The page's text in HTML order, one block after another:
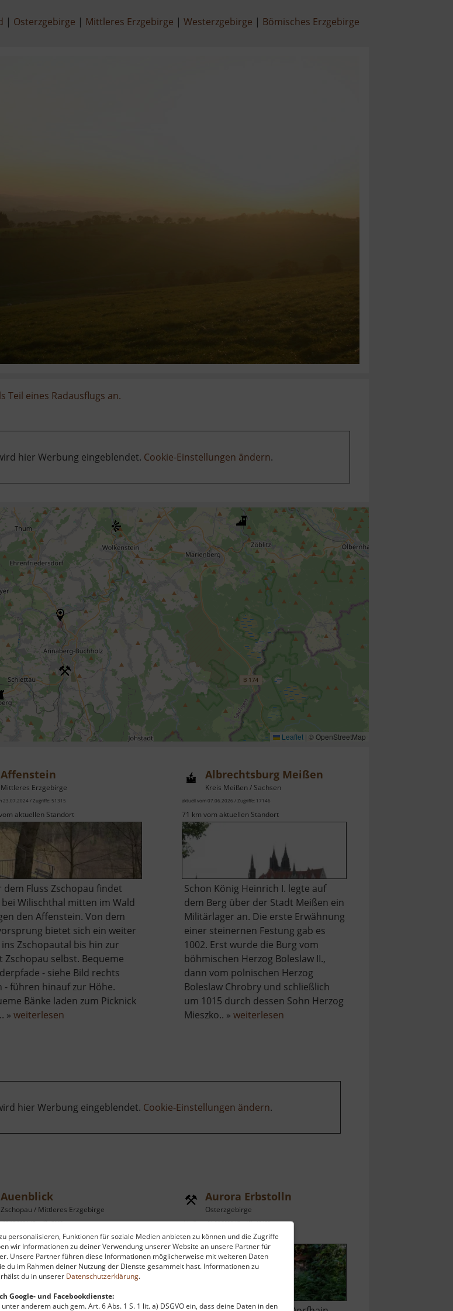
personalisieren, Funktionen für soziale Medien anbieten zu können und die Zugriffe
wir Informationen zu deiner Verwendung unserer Website an unsere Partner für
Unsere Partner führen diese Informationen möglicherweise mit weiteren Daten
du im Rahmen deiner Nutzung der Dienste gesammelt hast. Informationen zu
du in unserer Datenschutzerklärung.
Google- und Facebookdienste:
anderem auch gem. Art. 6 Abs. 1 S. 1 lit. a) DSGVO ein, dass deine Daten in den
Osterzgebirge Mittleres Erzgebirge Westerzgebirge Bömisches Erzgebirge
Teil eines Radausflugs an.
hier Werbung eingeblendet. Cookie-Einstellungen ändern.
Leaflet | © OpenStreetMap
Affenstein
Mittleres Erzgebirge
23.07.2024 / Zugriffe: 51315
aktuellen Standort
dem Fluss Zschopau findet
Wilischthal mitten im Wald
den Affenstein. Von dem
bietet sich ein weiter
ins Zschopautal bis hin zur
Zschopau selbst. Bequeme
- siehe Bild rechts
- führen hinauf zur Höhe.
Bänke laden zum Picknick
»weiterlesen
Albrechtsburg Meißen
Kreis Meißen / Sachsen
aktuell vom 07.06.2026 / Zugriffe: 17146
71 km vom aktuellen Standort
Schon König Heinrich I. legte auf
dem Berg über der Stadt Meißen ein
Militärlager an. Die erste Erwähnung
einer steinernen Festung gab es
1002. Erst wurde die Burg vom
böhmischen Herzog Boleslaw II.,
dann vom polnischen Herzog
Boleslaw Chrobry und schließlich
um 1015 durch dessen Sohn Herzog
Mieszko.. » weiterlesenüber
hier Werbung eingeblendet. Cookie-Einstellungen ändern.
Auenblick
Zschopau / Mittleres Erzgebirge
23.07.2024 / Zugriffe: 7285
aktuellen Standort
Aurora Erbstolln
Osterzgebirge
aktuell vom 01.06.2026 / Zugriffe: 18453
53 km vom aktuellen Standort